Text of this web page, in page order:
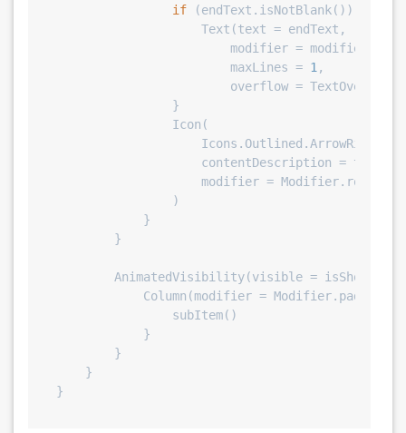
if (endText.isNotBlank()) {
                    Text(text = endText,
modifier =
                        maxLines =
1,
overflow =
                }
                Icon(
                    Icons.Outlined.ArrowRight,
                    contentDescription = title,
modifier =
                )
            }
        }
AnimatedVisibility(visible =
Column(modifier =
                subItem()
            }
        }
    }